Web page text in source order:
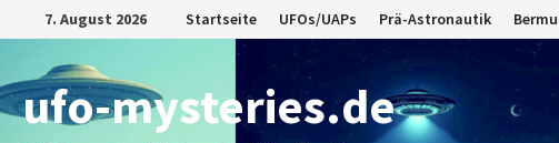
Inhalt
springen
7. August 2026 Startseite UFOs/UAPs Prä-Astronautik
ufo-mysteries.de